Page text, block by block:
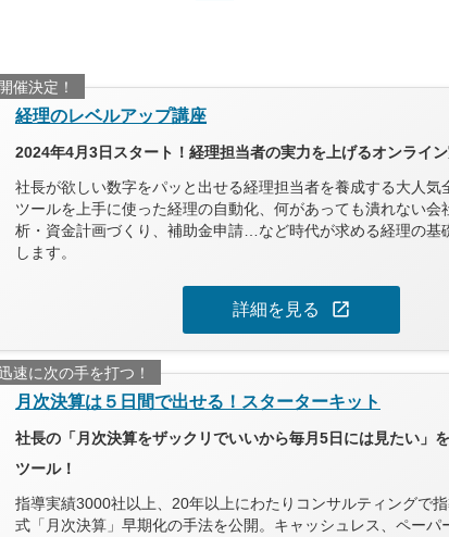
催決定！
経理のレベルアップ講座
2024年4月3日スタート！経理担当者の実力を上げるオンライ
社長が欲しい数字をパッと出せる経理担当者を養成する大人気
ツールを上手に使った経理の自動化、何があっても潰れない会
析・資金計画づくり、補助金申請…など時代が求める経理の基
します。
詳細を見る open_in_new
速に次の手を打つ！
月次決算は５日間で出せる！スターターキット
社長の「月次決算をザックリでいいから毎月5日には見たい」
ツール！
指導実績3000社以上、20年以上にわたりコンサルティングで
式「月次決算」早期化の手法を公開。キャッシュレス、ペーパ